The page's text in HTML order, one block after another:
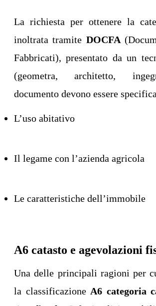
La richiesta per ottenere la
inoltrata tramite DOCFA
Fabbricati), presentato da un
(geometra, architetto,
documento devono essere
L’uso abitativo
Il legame con l’azienda agricola
Le caratteristiche dell’immobile
A6 catasto e agevolazioni
Una delle principali ragioni per
la classificazione A6 categoria